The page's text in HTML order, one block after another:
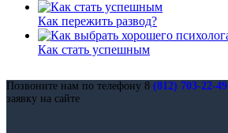
Как пережить развод?
Как стать успешным
Позвоните нам по телефону 8 (812) 703-22-49
заявку на сайте